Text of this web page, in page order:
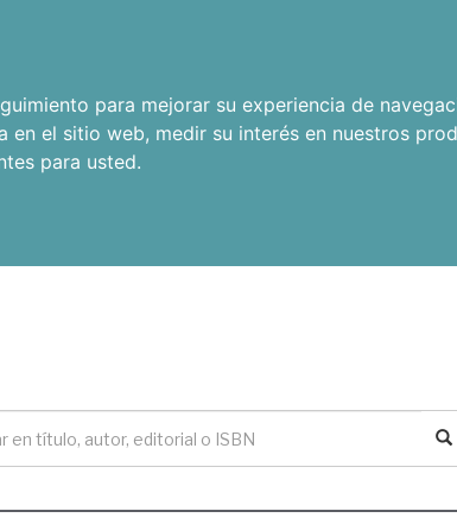
para mejorar su experiencia de
en el sitio web, medir su interés en nuestros
para usted.